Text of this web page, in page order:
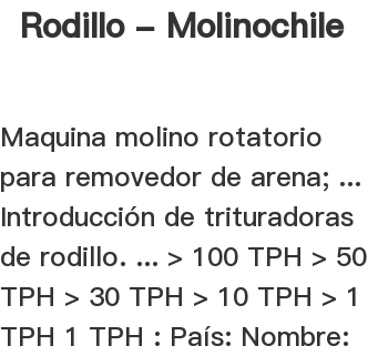
Rodillo - Molinochile
Maquina molino rotatorio
para removedor de arena; ...
Introducción de trituradoras
de rodillo. ... > 100 TPH > 50
TPH > 30 TPH > 10 TPH > 1
TPH 1 TPH : País: Nombre: